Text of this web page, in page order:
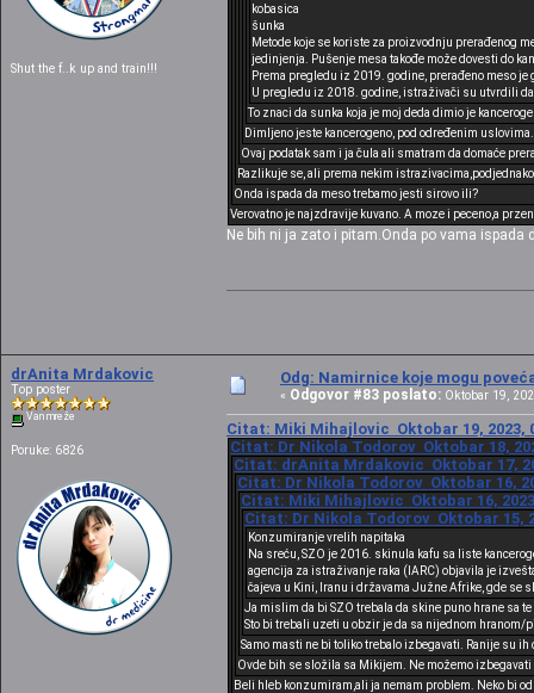
Shut the f..k up and train!!!
kobasica
šunka
Metode koje se koriste za proizvodnju prerađenog
jedinjenja. Pušenje mesa takođe može dovesti do
Prema pregledu iz 2019. godine, prerađeno meso
U pregledu iz 2018. godine, istraživači su utvrdili
To znaci da sunka koja je moj deda dimio je
Dimljeno jeste kancerogeno, pod određenim
Ovaj podatak sam i ja čula ali smatram da domaće
Razlikuje se, ali prema nekim
Onda ispada da meso trebamo jesti sirovo ili?
Verovatno je najzdravije kuvano. A moze i peceno,a
Ne bih ni ja zato i pitam.Onda po vama ispada
drAnita Mrdakovic
Top poster
Van mreže
Poruke: 6826
Odg: Namirnice koje mogu
« Odgovor #83 poslato: Oktobar 19,
Citat: Miki Mihajlovic Oktobar 19, 2023,
Citat: Dr Nikola Todorov Oktobar 18,
Citat: drAnita Mrdakovic Oktobar 17,
Citat: Dr Nikola Todorov Oktobar 16,
Citat: Miki Mihajlovic Oktobar 16,
Citat: Dr Nikola Todorov Oktobar 15,
Konzumiranje vrelih napitaka
Na sreću, SZO je 2016. skinula kafu sa liste
agencija za istraživanje raka (IARC) objavila je
čajeva u Kini, Iranu i državama Južne Afrike, gde se
Ja mislim da bi SZO trebala da skine puno hrane sa
Sto bi trebali uzeti u obzir je da sa nijednom hranom/
Samo masti ne bi toliko trebalo izbegavati. Ranije su
Ovde bih se složila sa Mikijem. Ne možemo
Beli hleb konzumiram,ali ja nemam problem. Neko bi